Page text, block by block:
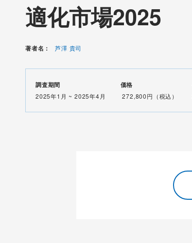
適化市場2025
著者名： 芦澤 貴司
調査期間
2025年1月 ~ 2025年4月
価格
272,800円（税込）